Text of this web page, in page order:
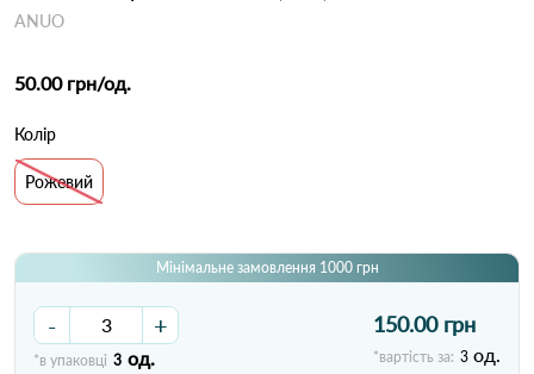
ANUO
50.00 грн/од.
Колір
Рожевий
Мінімальне замовлення 1000 грн
- +
*в упаковці 3 од.
150.00 грн
*вартість за: 3 од.